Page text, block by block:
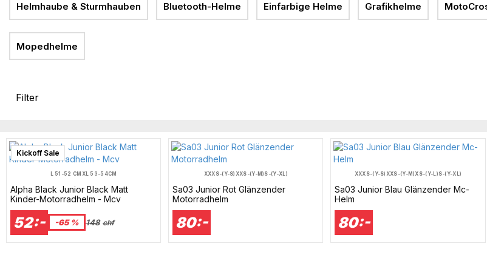
Helmhaube & Sturmhauben Bluetooth-Helme Einfarbige Helme Grafikhelme
Mopedhelme
Filter
Kickoff Sale
L 51-52 CM XL 53-54CM
Alpha Black Junior Black Matt
Kinder-Motorradhelm - Mcv
52:- -65 % 148 chf
XXXS-(Y-S) XXS-(Y-M) S-(Y-XL)
Sa03 Junior Rot Glänzender
Motorradhelm
80:-
XXXS-(Y-S) XXS-(Y-M) XS-(Y-L) S-(Y-XL)
Sa03 Junior Blau Glänzender Mc-
Helm
80:-